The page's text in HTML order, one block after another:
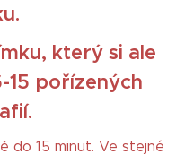
který si ale
pořízených
do 15 minut. Ve stejné